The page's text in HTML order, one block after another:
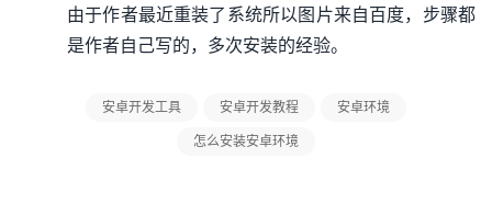
由于作者最近重装了系统所以图片来自百度，步骤都
是作者自己写的，多次安装的经验。
安卓开发工具 安卓开发教程 安卓环境
怎么安装安卓环境